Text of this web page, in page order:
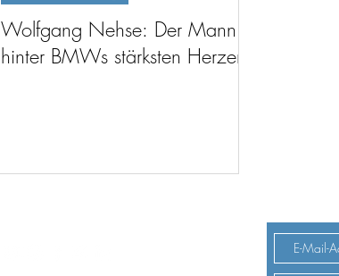
Wolfgang Nehse: Der Mann
hinter BMWs stärksten Herzen